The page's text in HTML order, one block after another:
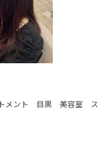
メント 目黒 美容室 ス